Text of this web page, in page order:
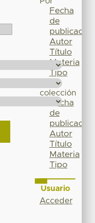
Fecha
de
publicación
Autor
Título
Materia
Tipo
colección
Fecha
de
publicación
Autor
Título
Materia
Tipo
Usuario
Acceder